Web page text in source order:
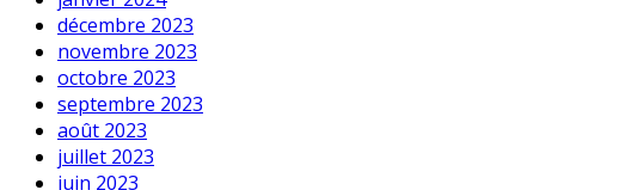
décembre 2023
novembre 2023
octobre 2023
septembre 2023
août 2023
juillet 2023
juin 2023